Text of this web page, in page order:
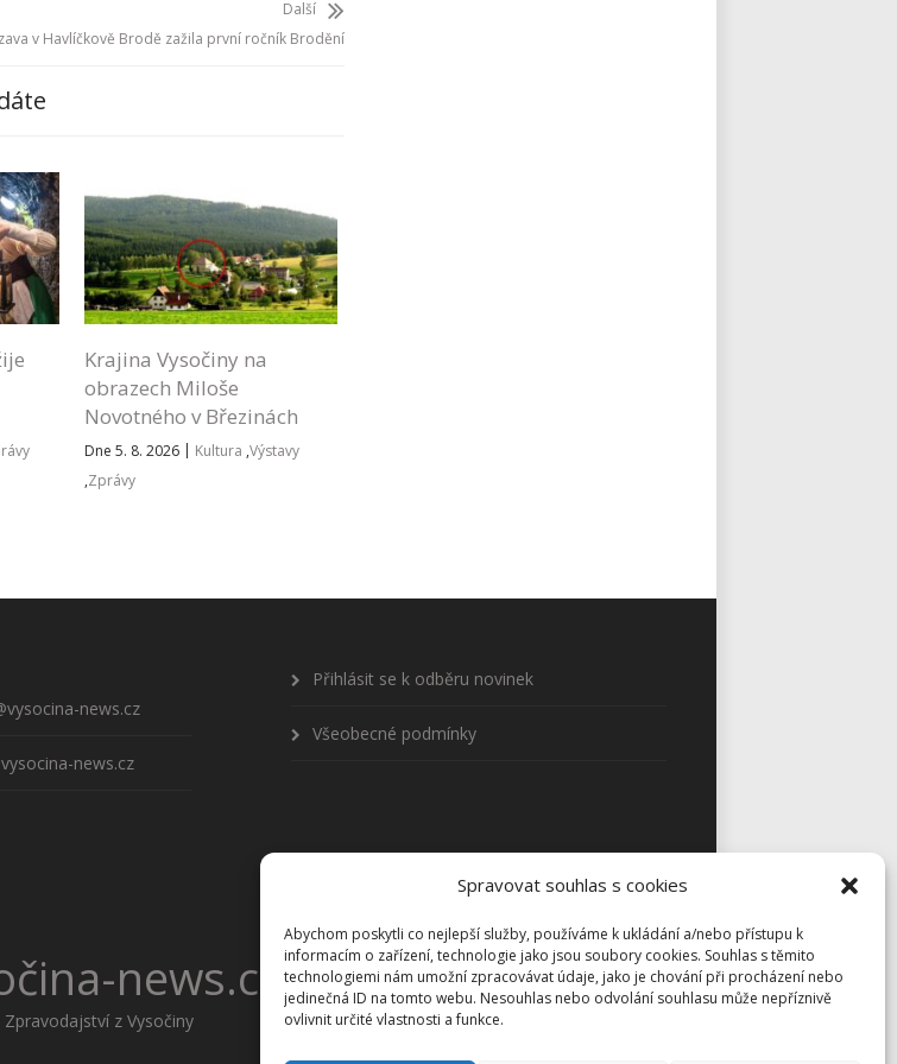
Spravovat souhlas s cookies
Abychom poskytli co nejlepší služby, používáme k ukládání a/nebo přístupu k
informacím o zařízení, technologie jako jsou soubory cookies. Souhlas s těmito
technologiemi nám umožní zpracovávat údaje, jako je chování při procházení nebo
jedinečná ID na tomto webu. Nesouhlas nebo odvolání souhlasu může nepříznivě
ovlivnit určité vlastnosti a funkce.
Další
v Havlíčkově Brodě zažila první ročník Brodění
Krajina Vysočiny na
obrazech Miloše
Novotného v Březinách
Dne 5. 8. 2026 | Kultura ,Výstavy
,Zprávy
news.cz
news.cz
Přihlásit se k odběru novinek
Všeobecné podmínky
news.cz
Zpravodajství z Vysočiny